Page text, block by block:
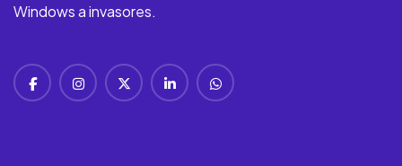
Windows a invasores.